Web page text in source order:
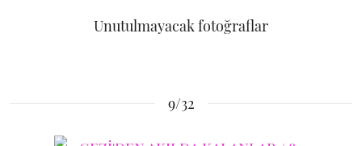
Unutulmayacak fotoğraflar
9/32